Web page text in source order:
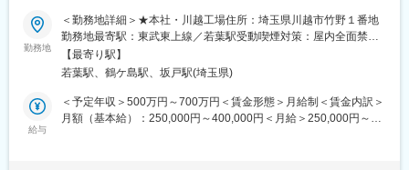
小さな生命の誕生を購買という観点から支えることができる、と
てもやりがいのある仕事です。
また、海外展開を広げているアトムメディカルでは海外のお客様
との交渉が増えてきております。グローバルな広い視野を持ち、
■働き方：
【募集背景】
日本の医薬品受託製造マーケットは現在成長中の一途をたどって
おり、今後の成長が更に加速している注目の業界です。受託した
医薬品を顧客(製薬企業)へ安定供給することで、世界のヘルスケア
産業の発展と人々の健康医療に貢献することが武州製薬の重要な
ミッションであり、当社の果たす社会的責任はさらに高まってい
勤務地
＜勤務地詳細＞★本社・川越工場住所：埼玉県川越市竹野１番地
勤務地最寄駅：東武東上線／若葉駅受動喫煙対策：屋内全面禁煙
変更の範囲：会社の定める事業所（リモートワーク含む）
【最寄り駅】
若葉駅、鶴ケ島駅、坂戸駅(埼玉県)
給与
＜予定年収＞500万円～700万円＜賃金形態＞月給制＜賃金内訳＞
月額（基本給）：250,000円～400,000円＜月給＞250,000円～